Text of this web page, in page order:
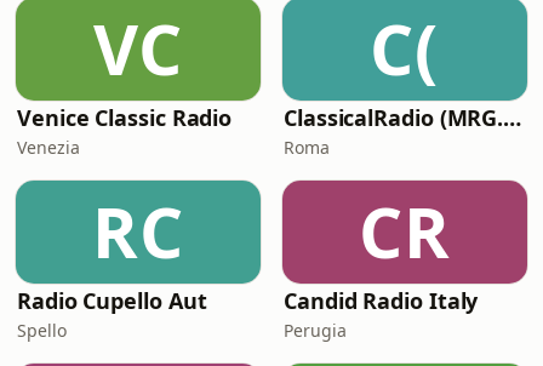
VC
Venice Classic Radio
Venezia
C(
ClassicalRadio (MRG.fm)
Roma
RC
Radio Cupello Aut
Spello
CR
Candid Radio Italy
Perugia